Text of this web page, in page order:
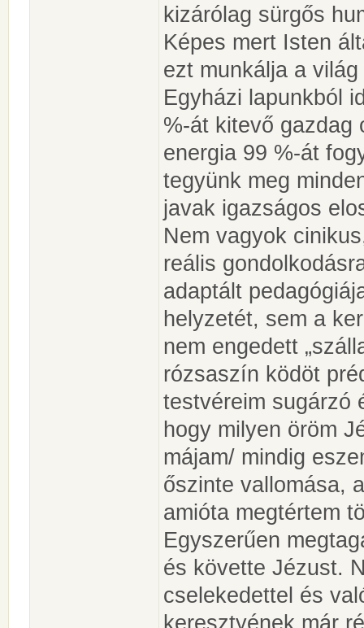
kizárólag sürgős
Képes mert Isten
ezt munkálja a
Egyházi lapunkból
%-át kitevő gazdag
energia 99 %-át
tegyünk meg
javak igazságos
Nem vagyok
reális
adaptált
helyzetét, sem a
nem engedett
rózsaszín ködöt
testvéreim sugárzó
hogy milyen öröm
májam/ mindig
őszinte vallomása,
amióta megtértem
Egyszerűen
és követte Jézust.
cselekedettel és
keresztyének már